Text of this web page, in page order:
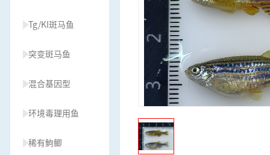
Tg/KI斑马鱼
突变斑马鱼
混合基因型
环境毒理用鱼
稀有鮈鲫